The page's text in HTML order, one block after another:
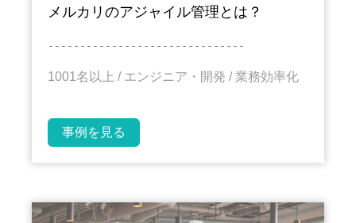
メルカリのアジャイル管理とは？
－－－－－－－－－－－－－－－－－－－－－－－－－－－－－－－
1001名以上 / エンジニア・開発 / 業務効率化
事例を見る